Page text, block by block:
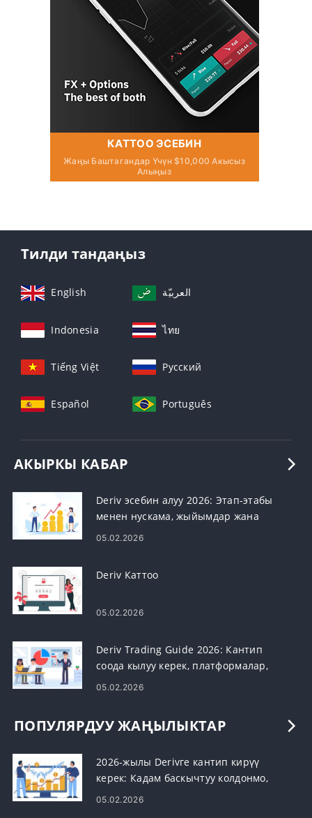
КАТТОО ЭСЕБИН
Жаңы Баштагандар Үчүн $10,000 Акысыз
Алыңыз
Тилди тандаңыз
English العربيّة
Indonesia ไทย
Tiếng Việt Русский
Español Português
АКЫРКЫ КАБАР
Deriv эсебин алуу 2026: Этап-этабы
менен нускама, жыйымдар жана
иштетүү убактысы
05.02.2026
Deriv Каттоо
05.02.2026
Deriv Trading Guide 2026: Кантип
соода кылуу керек, платформалар,
стратегиялар жана тобокелдиктерди
05.02.2026
ПОПУЛЯРДУУ ЖАҢЫЛЫКТАР
2026-жылы Derivге кантип кирүү
керек: Кадам баскычтуу колдонмо,
жалпы кирүү маселелери жана
05.02.2026